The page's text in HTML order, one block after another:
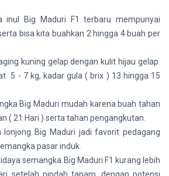
inul Big Maduri F1 terbaru mempunyai
bisa kita buahkan 2 hingga 4 buah per
kuning gelap dengan kulit hijau gelap
5 - 7 kg, kadar gula ( brix ) 13 hingga 15
Big Maduri mudah karena buah tahan
( 21 Hari ) serta tahan pengangkutan.
lonjong Big Maduri jadi favorit pedagang
pasar induk.
semangka Big Maduri F1 kurang lebih